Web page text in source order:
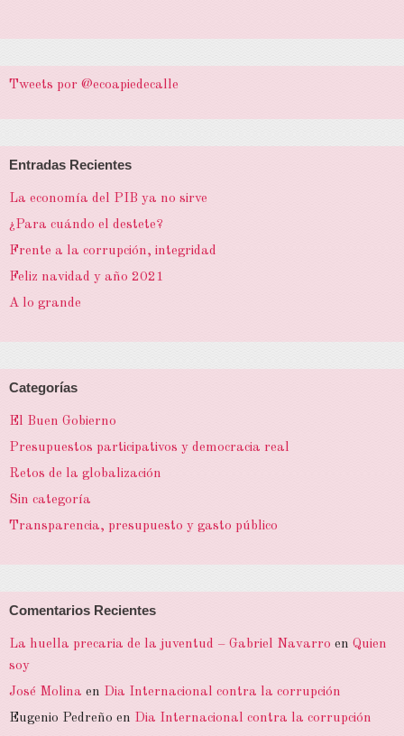
Tweets por @ecoapiedecalle
Entradas Recientes
La economía del PIB ya no sirve
¿Para cuándo el destete?
Frente a la corrupción, integridad
Feliz navidad y año 2021
A lo grande
Categorías
El Buen Gobierno
Presupuestos participativos y democracia real
Retos de la globalización
Sin categoría
Transparencia, presupuesto y gasto público
Comentarios Recientes
La huella precaria de la juventud – Gabriel Navarro en Quien
soy
José Molina en Dia Internacional contra la corrupción
Eugenio Pedreño en Dia Internacional contra la corrupción